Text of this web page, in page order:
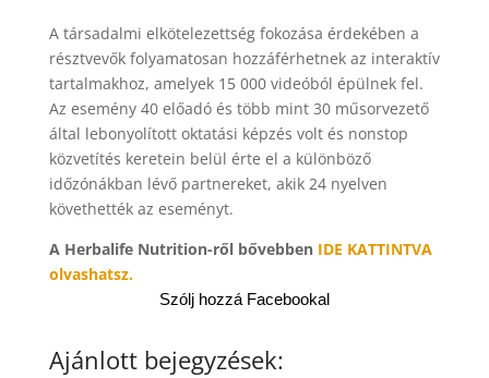
A társadalmi elkötelezettség fokozása érdekében a
résztvevők folyamatosan hozzáférhetnek az interaktív
tartalmakhoz, amelyek 15 000 videóból épülnek fel.
Az esemény 40 előadó és több mint 30 műsorvezető
által lebonyolított oktatási képzés volt és nonstop
közvetítés keretein belül érte el a különböző
időzónákban lévő partnereket, akik 24 nyelven
követhették az eseményt.
A Herbalife Nutrition-ről bővebben IDE KATTINTVA
olvashatsz.
Szólj hozzá Facebookal
Ajánlott bejegyzések: